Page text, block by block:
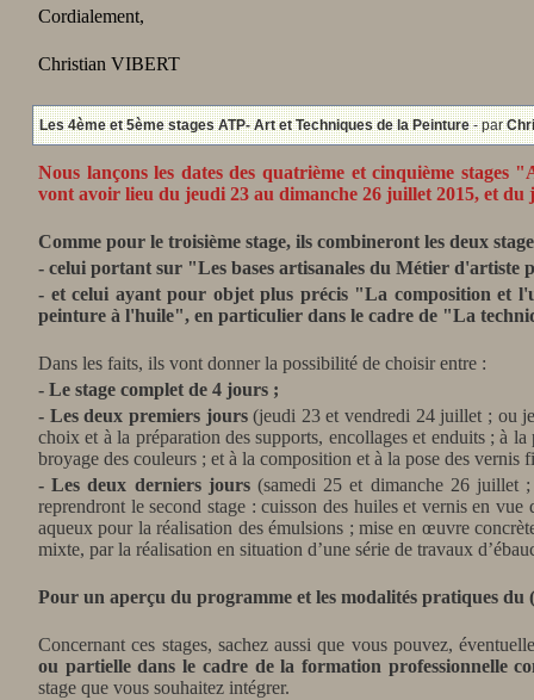
Cordialement,
Christian VIBERT
Les 4ème et 5ème stages ATP- Art et Techniques de la Peinture- par
Nous lançons les dates des quatrième et cinquième
vont avoir lieu du jeudi 23 au dimanche 26 juillet 2015, et du
Comme pour le troisième stage, ils combineront les deux
- celui portant sur "Les bases artisanales du Métier d'artiste
- et celui ayant pour objet plus précis "La composition et
peinture à l'huile", en particulier dans le cadre de "La
Dans les faits, ils vont donner la possibilité de choisir entre :
- Le stage complet de 4 jours ;
- Les deux premiers jours(jeudi 23 et vendredi 24 juillet ; ou
choix et à la préparation des supports, encollages et enduits ; à
broyage des couleurs ; et à la composition et à la pose des vernis
- Les deux derniers jours(samedi 25 et dimanche 26 juillet
reprendront le second stage : cuisson des huiles et vernis en
aqueux pour la réalisation des émulsions ; mise en œuvre
mixte, par la réalisation en situation d’une série de travaux
Pour un aperçu du programme et les modalités pratiques du
Concernant ces stages, sachez aussi que vous pouvez,
ou partielle dans le cadre de la formation professionnelle
stage que vous souhaitez intégrer.